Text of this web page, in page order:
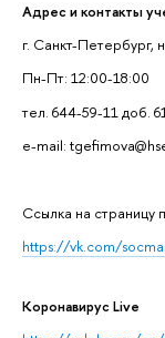
Адрес и контакты
г. Санкт-Петербург,
Пн-Пт: 12:00-18:00
тел. 644-59-11 доб.
e-mail:
Cсылка на страницу
https://vk.com/
Коронавирус Live